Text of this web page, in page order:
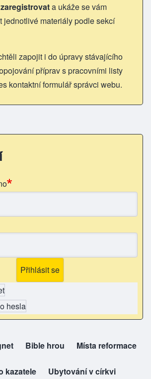
zaregistrovata ukáže se vám
jednotlivé materiály podle sekcí
zapojit i do úpravy stávajícího
příprav s pracovními listy
kontaktní formulář správci webu.
hesla
in new tab)Bible hrou
(opens in new tab)Místa reformace
(opens in new tab)
kazatele Ubytování v církvi
(opens in new tab)